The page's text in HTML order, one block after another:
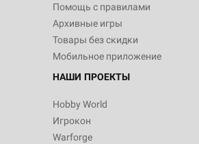
Помощь с правилами
Архивные игры
Товары без скидки
Мобильное приложение
НАШИ ПРОЕКТЫ
Hobby World
Игрокон
Warforge